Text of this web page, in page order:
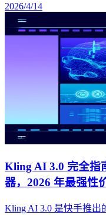
2026/4/14
Kling AI 3.0 完全指
器，2026 年最强性
Kling AI 3.0 是快手推出